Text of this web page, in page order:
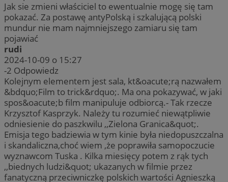
Jak sie zmieni właściciel to ewentualnie mogę się tam
pokazać. Za postawę antyPolską i szkalującą polski
mundur nie mam najmniejszego zamiaru się tam
pojawiać
rudi
2024-10-09 o 15:27
-2 Odpowiedz
Kolejnym elementem jest sala, kt&oacute;rą nazwałem
&bdquo;Film to trick&rdquo;. Ma ona pokazywać, w jaki
spos&oacute;b film manipuluje odbiorcą.- Tak rzecze
Krzysztof Kasprzyk. Należy tu rozumieć niewątpliwie
odniesienie do paszkwilu ,,Zielona Granica&quot;.
Emisja tego badziewia w tym kinie była niedopuszczalna
i skandaliczna,choć wiem ,że poprawiła samopoczucie
wyznawcom Tuska . Kilka miesięcy potem z rąk tych
,,biednych ludzi&quot; ukazanych w filmie przez
fanatyczną przeciwniczkę polskich wartości Agnieszką